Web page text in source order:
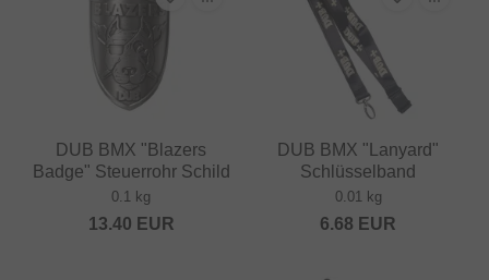
DUB BMX "Blazers
Badge" Steuerrohr Schild
0.1 kg
13.40 EUR
DUB BMX "Lanyard"
Schlüsselband
0.01 kg
6.68 EUR